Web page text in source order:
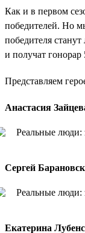
Как и в первом
победителей. Но
победителя
и получат гонорар
Представляем
Анастасия
Сергей
Екатерина